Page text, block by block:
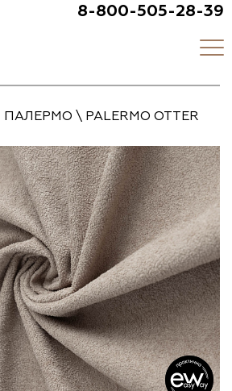
8-800-505-28-39
ПАЛЕРМО \ PALERMO OTTER